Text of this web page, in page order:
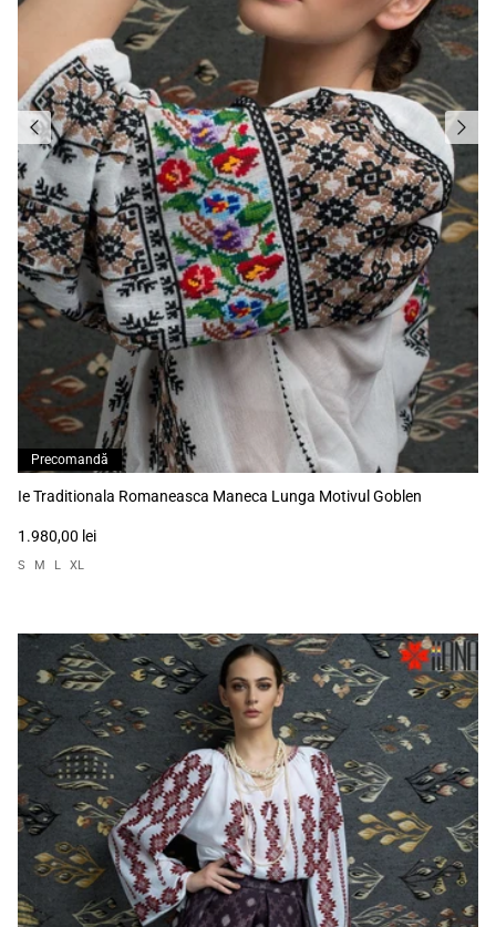
Precomandă
Ie Traditionala Romaneasca Maneca Lunga Motivul Goblen
1.980,00 lei
S M L XL